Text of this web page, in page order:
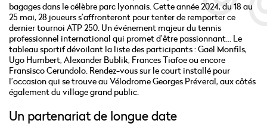
bagages dans le célèbre parc lyonnais. Cette année 2024, du 18 au
25 mai, 28 joueurs s’affronteront pour tenter de remporter ce
dernier tournoi ATP 250. Un événement majeur du tennis
professionnel international qui promet d’être passionnant… Le
tableau sportif dévoilant la liste des participants : Gaël Monfils,
Ugo Humbert, Alexander Bublik, Frances Tiafoe ou encore
Fransisco Cerundolo. Rendez-vous sur le court installé pour
l’occasion qui se trouve au Vélodrome Georges Préveral, aux côtés
également du village grand public.
Un partenariat de longue date